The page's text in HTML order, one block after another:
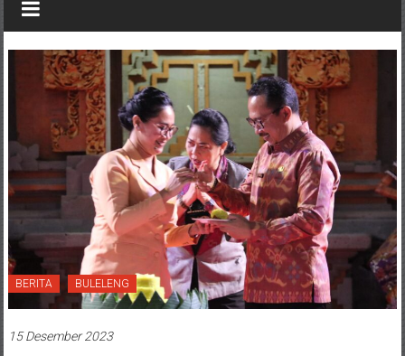
BERITA BULELENG
15 Desember 2023